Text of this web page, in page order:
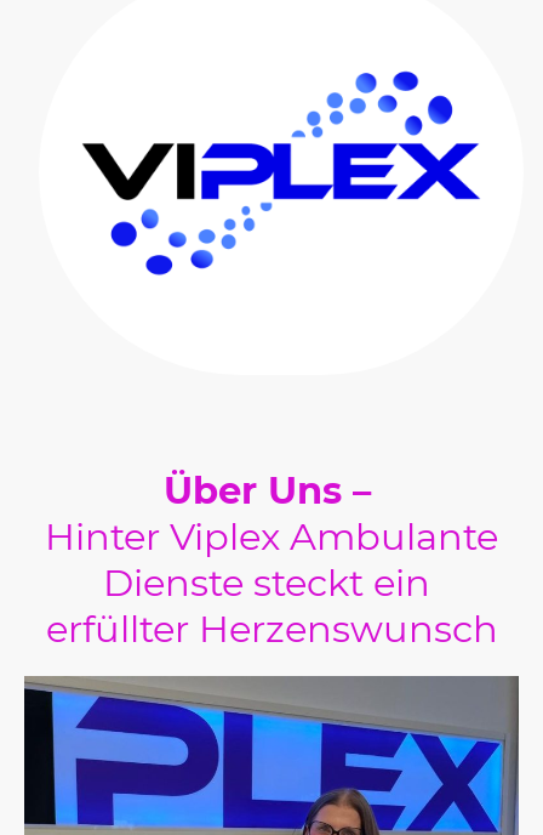
Über Uns –
Hinter Viplex Ambulante
Dienste steckt ein
erfüllter Herzenswunsch